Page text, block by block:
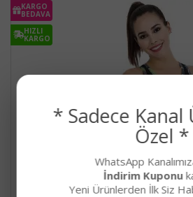
KARGO
BEDAVA
HIZLI
KARGO
* Sadece Kanal
Özel *
WhatsApp
İndirim Kuponu
Yeni Ürünlerden İlk Siz